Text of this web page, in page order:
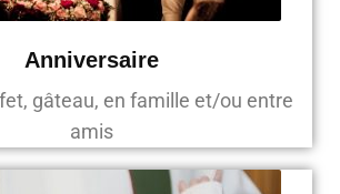
Anniversaire
gâteau, en famille et/ou entre
amis